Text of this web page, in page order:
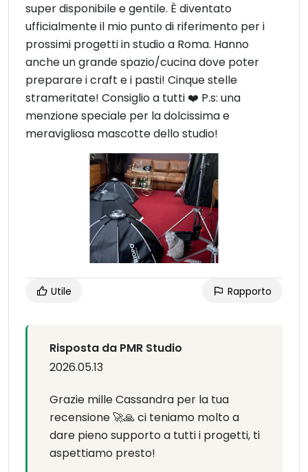
super disponibile e gentile. È diventato
ufficialmente il mio punto di riferimento per i
prossimi progetti in studio a Roma. Hanno
anche un grande spazio/cucina dove poter
preparare i craft e i pasti! Cinque stelle
strameritate! Consiglio a tutti ❤️ P.s: una
menzione speciale per la dolcissima e
meravigliosa mascotte dello studio!
Utile Rapporto
Risposta da PMR Studio
2026.05.13
Grazie mille Cassandra per la tua
recensione 🚀🙏 ci teniamo molto a
dare pieno supporto a tutti i progetti, ti
aspettiamo presto!